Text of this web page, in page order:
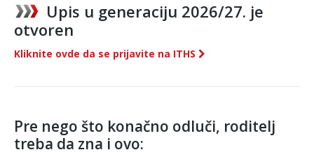
Upis u generaciju 2026/27. je
otvoren
Kliknite ovde da se prijavite na ITHS
Pre nego što konačno odluči, roditelj
treba da zna i ovo: